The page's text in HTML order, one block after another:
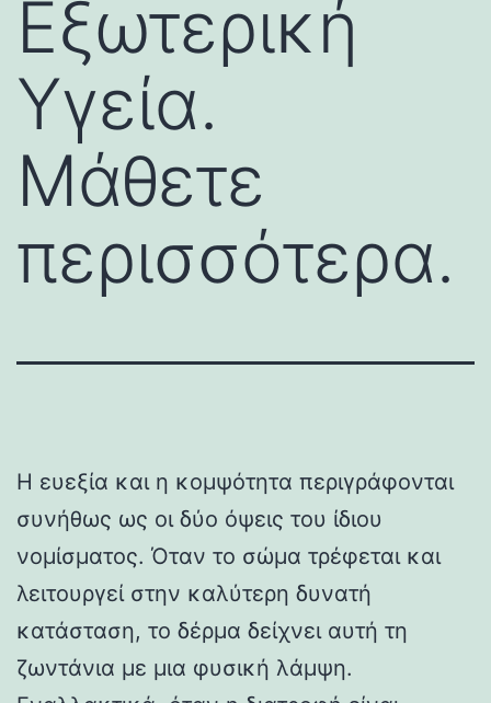
Εξωτερική
Υγεία.
Μάθετε
περισσότερα.
Η ευεξία και η κομψότητα περιγράφονται
συνήθως ως οι δύο όψεις του ίδιου
νομίσματος. Όταν το σώμα τρέφεται και
λειτουργεί στην καλύτερη δυνατή
κατάσταση, το δέρμα δείχνει αυτή τη
ζωντάνια με μια φυσική λάμψη.